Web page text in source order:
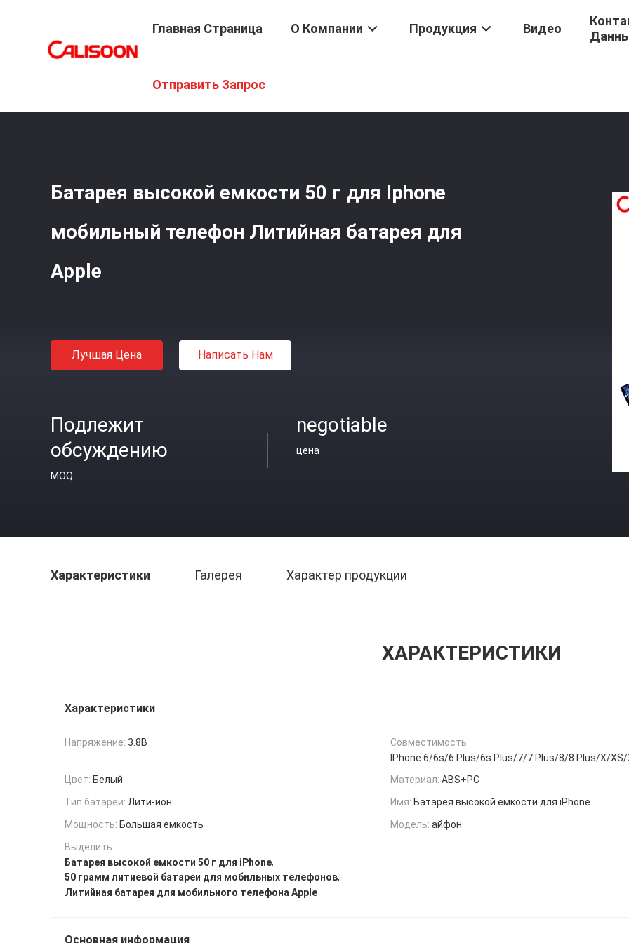
Главная Страница О Компании Продукция Видео
Отправить Запрос
Батарея высокой емкости 50 г для Iphone
мобильный телефон Литийная батарея для
Apple
Лучшая Цена Написать Нам
Подлежит
обсуждению
MOQ
negotiable
цена
Характеристики Галерея Характер продукции
ХАРАКТЕРИСТИКИ
Характеристики
Напряжение: 3.8В
Совместимость:
IPhone 6/6s/6 Plus/6s Plus/7/7 Plus/8/8 Plus/X/XS/
Цвет: Белый Материал: ABS+PC
Тип батареи: Лити-ион Имя: Батарея высокой емкости для iPhone
Мощность: Большая емкость Модель: айфон
Выделить:
Батарея высокой емкости 50 г для iPhone,
50 грамм литиевой батареи для мобильных телефонов,
Литийная батарея для мобильного телефона Apple
Основная информация